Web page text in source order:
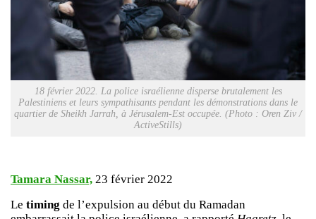
18 février 2022. La police israélienne disperse brutalement les
Palestiniens et leurs sympathisants pendant les démonstrations dans le
quartier de Sheikh Jarrah, à Jérusalem-Est occupée. (Photo : Oren Ziv /
ActiveStills)
Tamara Nassar, 23 février 2022
Le timing de l’expulsion au début du Ramadan